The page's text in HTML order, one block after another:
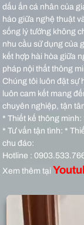
dấu ấn cá nhân của
hảo giữa nghệ thuật
sống lý tưởng không
nhu cầu sử dụng của
kết hợp hài hòa giữa
pháp nội thất thông
Chúng tôi luôn đặt sự
luôn cam kết mang
chuyên nghiệp, tận
* Thiết kế thông
* Tư vấn tận tình: *
chu đáo:
Hotline :
Xem thêm tại